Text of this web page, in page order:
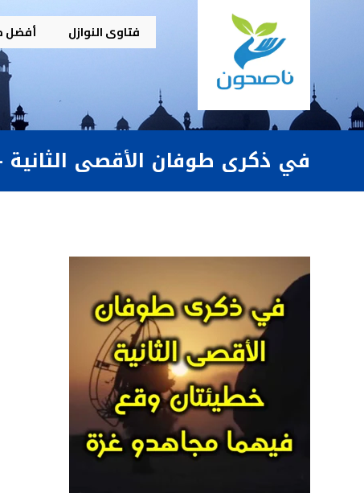
فتاوى النوازل أفضل
في ذكرى طوفان الأقصى